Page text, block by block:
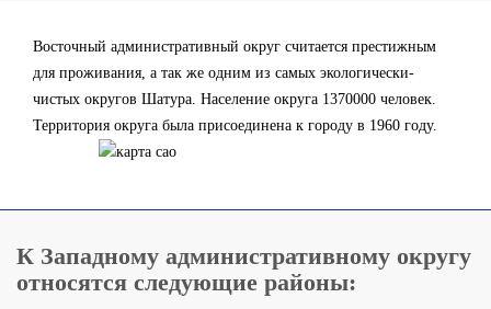
Восточный административный округ считается престижным
для проживания, а так же одним из самых экологически-
чистых округов Шатура. Население округа 1370000 человек.
Территория округа была присоединена к городу в 1960 году.
К Западному административному округу
относятся следующие районы: